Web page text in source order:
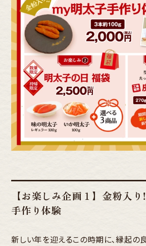
【お楽しみ企画１】金粉入
手作り体験
新しい年を迎えるこの時期に、縁起の